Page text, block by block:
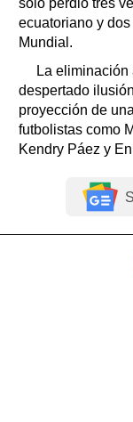
solo perdió tres
ecuatoriano y
Mundial.
La
despertado
proyección de
futbolistas como
Kendry Páez y